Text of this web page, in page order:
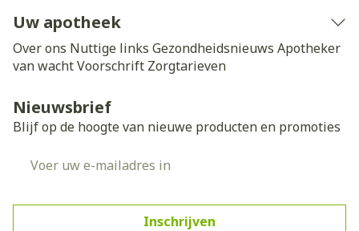
Uw apotheek
Over ons Nuttige links Gezondheidsnieuws Apotheker
van wachtVoorschrift Zorgtarieven
Nieuwsbrief
Blijf op de hoogte van nieuwe producten en promoties
Inschrijven